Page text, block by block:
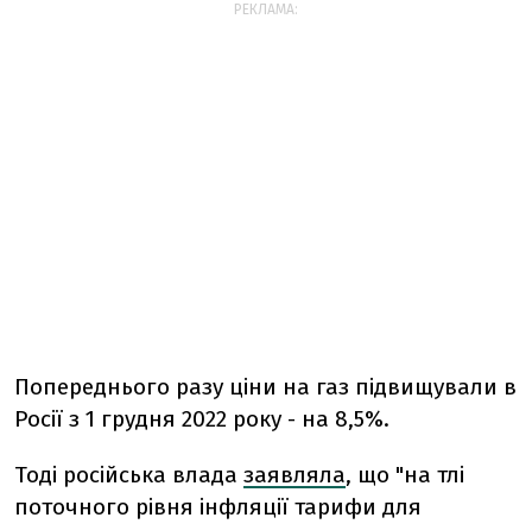
РЕКЛАМА:
Попереднього разу ціни на газ підвищували в
Росії з 1 грудня 2022 року - на 8,5%.
Тоді російська влада заявляла, що "на тлі
поточного рівня інфляції тарифи для